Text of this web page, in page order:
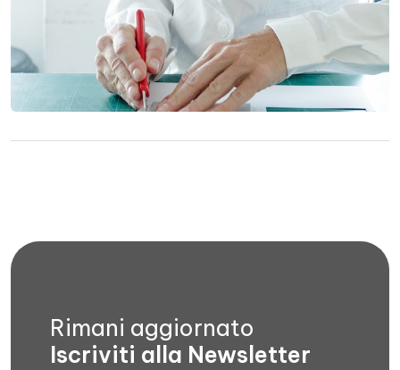
Rimani aggiornato
Iscriviti alla Newsletter